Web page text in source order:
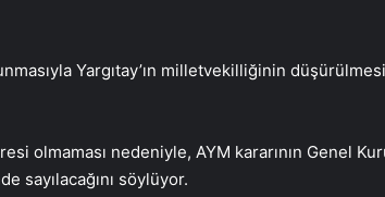
Yargıtay’ın milletvekilliğinin
olmaması nedeniyle, AYM kararının Genel
sayılacağını söylüyor.